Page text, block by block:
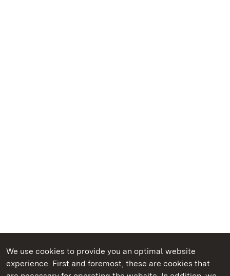
We use cookies to provide you an optimal website
experience. First and foremost, these are cookies that